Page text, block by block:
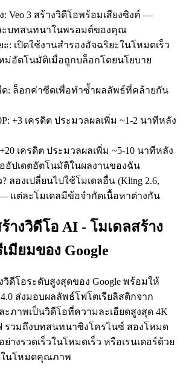
: Veo 3 สร้างวิดีโอพร้อมเสียงซิงค์ —
ะบทสนทนาในพรอมต์ของคุณ
ะ: เปิดใช้งานสำรองอัจฉริยะในโหมดเร็ว
หม่อัตโนมัติเมื่อถูกบล็อกโดยนโยบาย
ด: ล็อกค่าซีดเพื่อทำซ้ำผลลัพธ์ที่คล้ายกัน
: +3 เครดิต ประมวลผลเพิ่ม ~1-2 นาทีหลัง
+20 เครดิต ประมวลผลเพิ่ม ~5-10 นาทีหลัง
อัปเดตอัตโนมัติในผลงานของฉัน
ลองเปลี่ยนไปใช้โมเดลอื่น (Kling 2.6,
— แต่ละโมเดลมีข้อจำกัดเนื้อหาต่างกัน
ร้างวิดีโอ AI - โมเดลสร้าง
มียมของ Google
วิดีโอระดับสูงสุดของ Google พร้อมให้
4.0 ส่งมอบผลลัพธ์โฟโตเรียลิสติกจาก
ภาพเป็นวิดีโอที่ความละเอียดสูงสุด 4K
รวมถึงบทสนทนาซิงโครไนซ์ สองโหมด
างรวดเร็วในโหมดเร็ว หรือเรนเดอร์ด้วย
ในโหมดคุณภาพ